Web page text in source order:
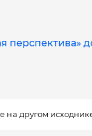
перспектива»
на другом